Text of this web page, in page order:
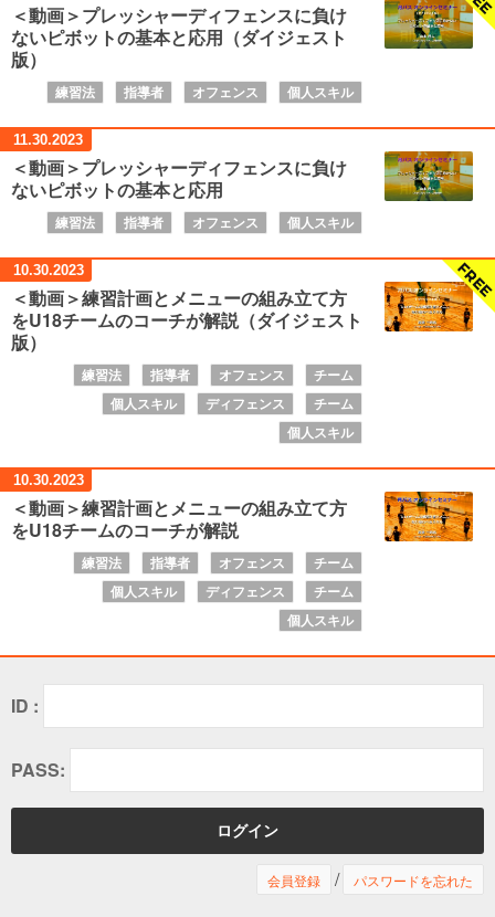
＜動画＞プレッシャーディフェンスに負け
ないピボットの基本と応用（ダイジェスト
版）
練習法 指導者 オフェンス 個人スキル
11.30.2023
＜動画＞プレッシャーディフェンスに負け
ないピボットの基本と応用
練習法 指導者 オフェンス 個人スキル
10.30.2023
＜動画＞練習計画とメニューの組み立て方
をU18チームのコーチが解説（ダイジェスト
版）
練習法 指導者 オフェンス
チーム
個人スキル
ディフェンス
チーム
個人スキル
10.30.2023
＜動画＞練習計画とメニューの組み立て方
をU18チームのコーチが解説
練習法 指導者 オフェンス
チーム
個人スキル
ディフェンス
チーム
個人スキル
ID :
PASS:
会員登録 / パスワードを忘れた